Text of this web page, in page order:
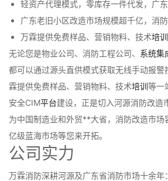
轻资产代理模式，零库存一件代发，广
广东老旧小区改造市场规模超千亿，消
万霖提供免费样品、营销物料、技术培训
无论您是物业公司、消防工程公司、 系统集
都可以通过源头直供模式获取无线手动报警
霖提供免费样品、营销物料、技术培训等一
安全CIM平台建设，正是切入河源消防改造
为中国制造业和外贸**大省，消防改造市场
亿级蓝海市场等您来开拓。
公司实力
万霖消防深耕河源及广东省消防市场十余年：